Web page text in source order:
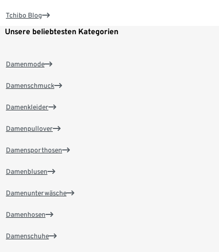
Tchibo Blog
Unsere beliebtesten Kategorien
Damenmode
Damenschmuck
Damenkleider
Damenpullover
Damensporthosen
Damenblusen
Damenunterwäsche
Damenhosen
Damenschuhe